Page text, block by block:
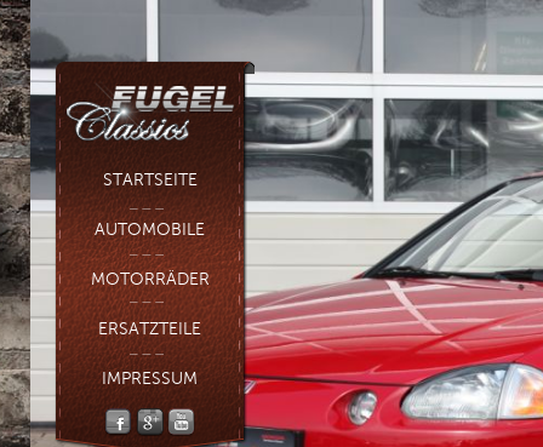
STARTSEITE
AUTOMOBILE
MOTORRÄDER
ERSATZTEILE
IMPRESSUM